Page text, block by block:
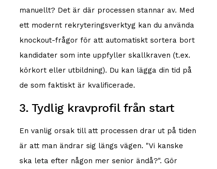
manuellt? Det är där processen stannar av. Med
ett modernt rekryteringsverktyg kan du använda
knockout-frågor för att automatiskt sortera bort
kandidater som inte uppfyller skallkraven (t.ex.
körkort eller utbildning). Du kan lägga din tid på
de som faktiskt är kvalificerade.
3. Tydlig kravprofil från start
En vanlig orsak till att processen drar ut på tiden
är att man ändrar sig längs vägen. "Vi kanske
ska leta efter någon mer senior ändå?". Gör